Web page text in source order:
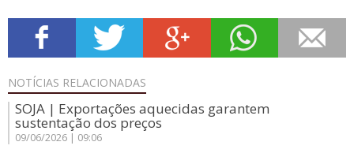
NOTÍCIAS RELACIONADAS
SOJA | Exportações aquecidas garantem
sustentação dos preços
09/06/2026 | 09:06